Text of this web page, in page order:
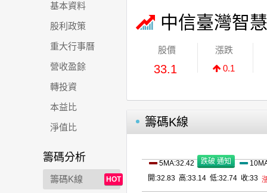
基本資料
股利政策
重大行事曆
營收盈餘
轉投資
本益比
淨值比
籌碼分析
籌碼K線 HOT
中信臺灣智
股價
33.1
漲跌
0.1
籌碼K線
5MA:32.42
開:32.83 高:33.14 低:32.74 收:33